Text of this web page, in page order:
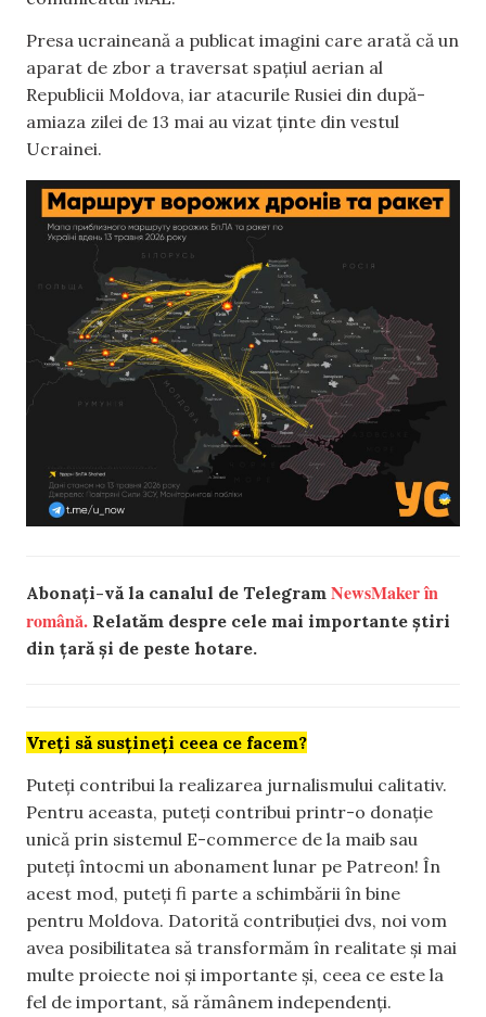
Presa ucraineană a publicat imagini care arată că un
aparat de zbor a traversat spațiul aerian al
Republicii Moldova, iar atacurile Rusiei din după-
amiaza zilei de 13 mai au vizat ținte din vestul
Ucrainei.
Abonați-vă la canalul de Telegram NewsMaker în
română. Relatăm despre cele mai importante știri
din țară și de peste hotare.
Vreți să susțineți ceea ce facem?
Puteți contribui la realizarea jurnalismului calitativ.
Pentru aceasta, puteți contribui printr-o donație
unică prin sistemul E-commerce de la maib sau
puteți întocmi un abonament lunar pe Patreon! În
acest mod, puteți fi parte a schimbării în bine
pentru Moldova. Datorită contribuției dvs, noi vom
avea posibilitatea să transformăm în realitate și mai
multe proiecte noi și importante și, ceea ce este la
fel de important, să rămânem independenți.